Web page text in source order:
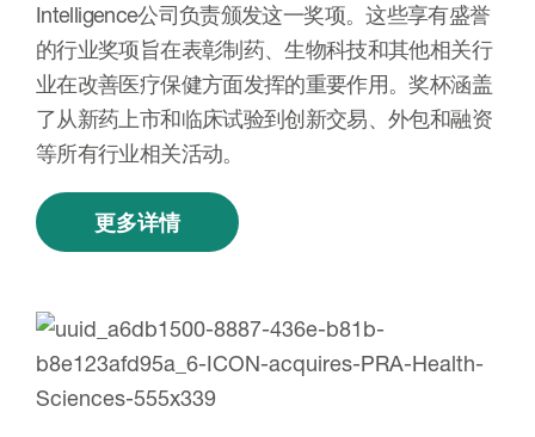
Intelligence公司负责颁发这一奖项。这些享有盛誉
的行业奖项旨在表彰制药、生物科技和其他相关行
业在改善医疗保健方面发挥的重要作用。奖杯涵盖
了从新药上市和临床试验到创新交易、外包和融资
等所有行业相关活动。
更多详情